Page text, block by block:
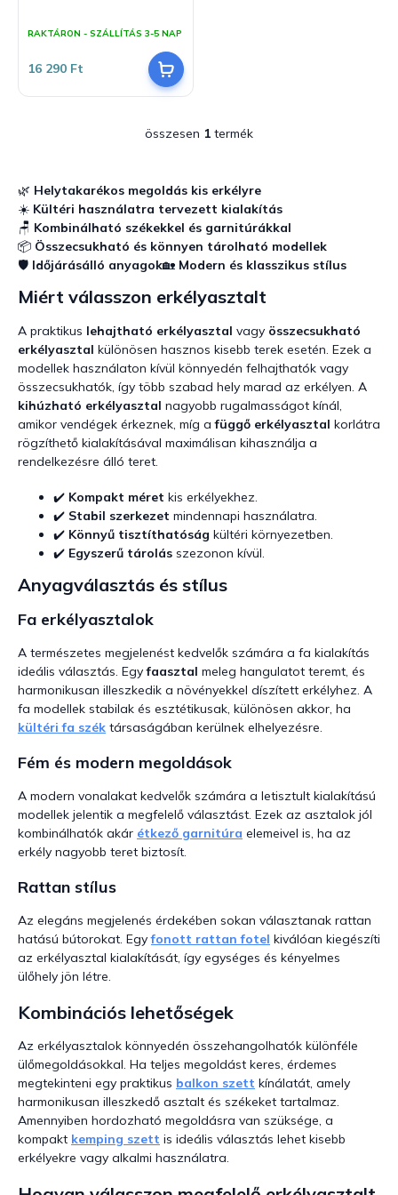
termék
5-
5,0
RAKTÁRON - SZÁLLÍTÁS 3-5 NAP
16 290 Ft
L
t
a
i
r
á
n
y
í
t
á
s
e
l
e
m
e
összesen 1 termék
🌿 Helytakarékos megoldás kis erkélyre
☀️ Kültéri használatra tervezett kialakítás
🪑 Kombinálható székekkel és garnitúrákkal
📦 Összecsukható és könnyen tárolható modellek
🛡️ Időjárásálló anyagok🏡 Modern és klasszikus stílus
Miért válasszon erkélyasztalt
A praktikus lehajtható erkélyasztal vagy összecsukható
erkélyasztal különösen hasznos kisebb terek esetén. Ezek a
modellek használaton kívül könnyedén felhajthatók vagy
összecsukhatók, így több szabad hely marad az erkélyen. A
kihúzható erkélyasztal nagyobb rugalmasságot kínál,
amikor vendégek érkeznek, míg afüggő erkélyasztal korlátra
rögzíthető kialakításával maximálisan kihasználja a
rendelkezésre álló teret.
✔️ Kompakt méret kis erkélyekhez.
✔️ Stabil szerkezet mindennapi használatra.
✔️ Könnyű tisztíthatóság kültéri környezetben.
✔️ Egyszerű tárolás szezonon kívül.
Anyagválasztás és stílus
Fa erkélyasztalok
A természetes megjelenést kedvelők számára a fa kialakítás
ideális választás. Egyfaasztal meleg hangulatot teremt, és
harmonikusan illeszkedik a növényekkel díszített erkélyhez. A
fa modellek stabilak és esztétikusak, különösen akkor, ha
kültéri fa szék társaságában kerülnek elhelyezésre.
Fém és modern megoldások
A modern vonalakat kedvelők számára a letisztult kialakítású
modellek jelentik a megfelelő választást. Ezek az asztalok jól
kombinálhatók akár étkező garnitúra elemeivel is, ha az
erkély nagyobb teret biztosít.
Rattan stílus
Az elegáns megjelenés érdekében sokan választanak rattan
hatású bútorokat. Egyfonott rattan fotel kiválóan kiegészíti
az erkélyasztal kialakítását, így egységes és kényelmes
ülőhely jön létre.
Kombinációs lehetőségek
Az erkélyasztalok könnyedén összehangolhatók különféle
ülőmegoldásokkal. Ha teljes megoldást keres, érdemes
megtekinteni egy praktikus balkon szett kínálatát, amely
harmonikusan illeszkedő asztalt és székeket tartalmaz.
Amennyiben hordozható megoldásra van szüksége, a
kompakt kemping szett is ideális választás lehet kisebb
erkélyekre vagy alkalmi használatra.